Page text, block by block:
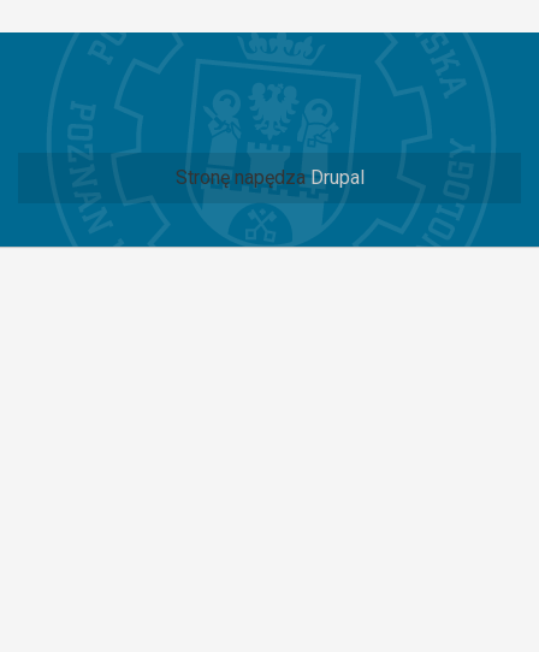
Stronę napędza Drupal